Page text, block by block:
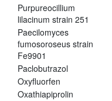
Purpureocillium
lilacinum strain 251
Paecilomyces
fumosoroseus strain
Fe9901
Paclobutrazol
Oxyfluorfen
Oxathiapiprolin